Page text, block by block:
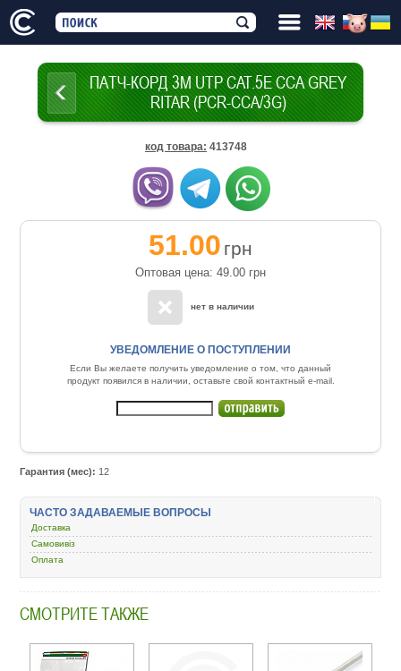
ПАТЧ-КОРД 3М UTP CAT.5E CCA GREY
RITAR (PCR-CCA/3G)
код товара: 413748
51.00 грн
Оптовая цена: 49.00 грн
нет в наличии
УВЕДОМЛЕНИЕ О ПОСТУПЛЕНИИ
Если Вы желаете получить уведомление о том, что данный
продукт появился в наличии, оставьте свой контактный e-mail.
Гарантия (мес): 12
ЧАСТО ЗАДАВАЕМЫЕ ВОПРОСЫ
Доставка
Самовивіз
Оплата
СМОТРИТЕ ТАКЖЕ